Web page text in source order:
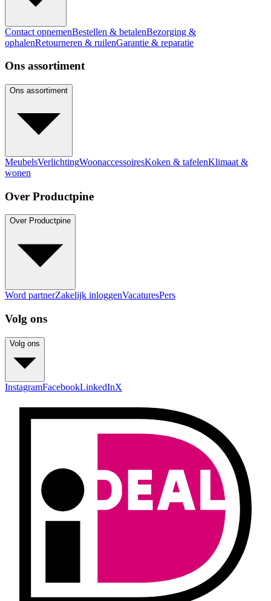
Contact opnemenBestellen & betalenBezorging &
ophalenRetourneren & ruilenGarantie & reparatie
Ons assortiment
Ons assortiment
MeubelsVerlichtingWoonaccessoiresKoken & tafelenKlimaat &
wonen
Over Productpine
Over Productpine
Word partnerZakelijk inloggenVacaturesPers
Volg ons
Volg ons
InstagramFacebookLinkedInX